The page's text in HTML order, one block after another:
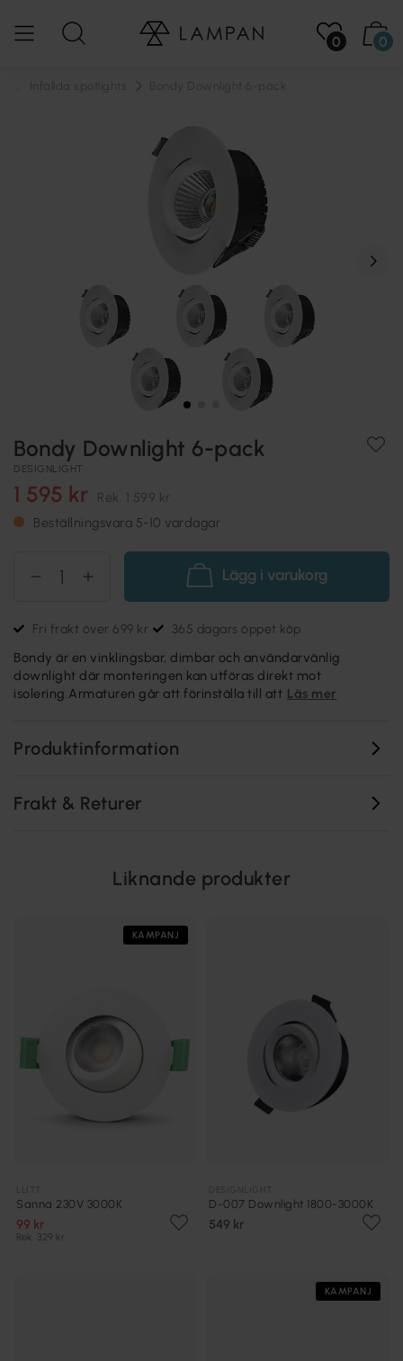
0 0
Bondy Downlight 6-pack
DESIGNLIGHT
1 595 kr Rek. 1 599 kr
Beställningsvara 5-10 vardagar
Lägg i varukorg
Fri frakt över 699 kr 365 dagars öppet köp
Bondy är en vinklingsbar, dimbar och användarvänlig
downlight där monteringen kan utföras direkt mot
isolering.Armaturen går att förinställa till att Läs mer
Produktinformation
Frakt & Returer
Liknande produkter
KAMPANJ
Sanna 230V 3000K
99 kr
Rek. 329 kr
D-007 Downlight 1800-3000K
549 kr
KAMPANJ